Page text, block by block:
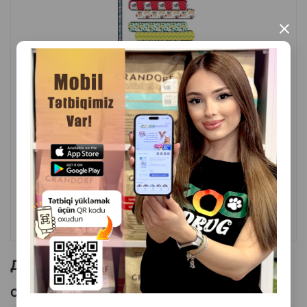
×
Масса Цена
Купить
1 шт
11.00
КУПИТЬ
Другие товоры бренда
Смотреть Все